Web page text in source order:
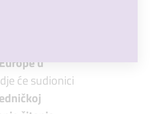
će se
u
će sudionici